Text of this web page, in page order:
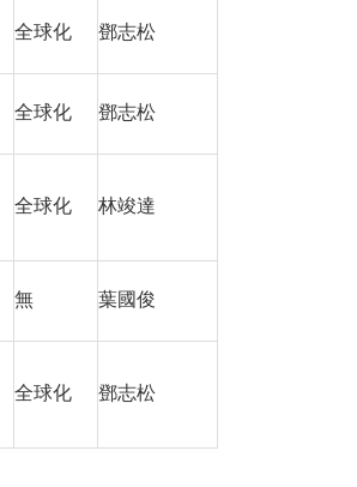
全球化 鄧志松
全球化 鄧志松
全球化 林竣達
無 葉國俊
全球化 鄧志松